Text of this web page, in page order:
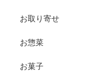
お取り寄せ
お惣菜
お菓子